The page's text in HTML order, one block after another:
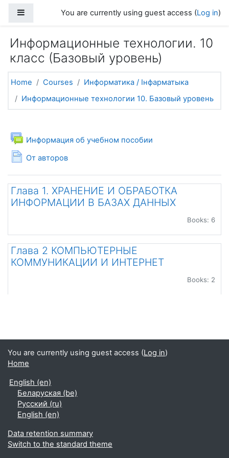
Side panelYou are currently using guest access (Log in)
Информационные технологии. 10
класс (Базовый уровень)
Home Courses
Информатика / Інфарматыка
Информационные технологии 10. Базовый уровень
Topic outline
GeneralИнформация об учебном пособии
Forum
От авторов
Page
Глава 1. ХРАНЕНИЕ И ОБРАБОТКА
ИНФОРМАЦИИ В БАЗАХ ДАННЫХ
Books: 6
Глава 2 КОМПЬЮТЕРНЫЕ
КОММУНИКАЦИИ И ИНТЕРНЕТ
Books: 2
You are currently using guest access (Log in)
Home
English ‎(en)‎
Беларуская ‎(be)‎
Русский ‎(ru)‎
English ‎(en)‎
Data retention summary
Switch to the standard theme